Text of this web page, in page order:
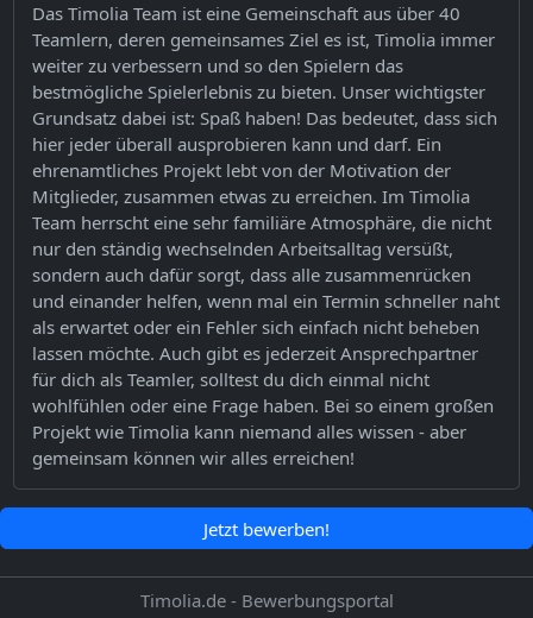
Das Timolia Team ist eine Gemeinschaft aus über 40
Teamlern, deren gemeinsames Ziel es ist, Timolia immer
weiter zu verbessern und so den Spielern das
bestmögliche Spielerlebnis zu bieten. Unser wichtigster
Grundsatz dabei ist: Spaß haben! Das bedeutet, dass sich
hier jeder überall ausprobieren kann und darf. Ein
ehrenamtliches Projekt lebt von der Motivation der
Mitglieder, zusammen etwas zu erreichen. Im Timolia
Team herrscht eine sehr familiäre Atmosphäre, die nicht
nur den ständig wechselnden Arbeitsalltag versüßt,
sondern auch dafür sorgt, dass alle zusammenrücken
und einander helfen, wenn mal ein Termin schneller naht
als erwartet oder ein Fehler sich einfach nicht beheben
lassen möchte. Auch gibt es jederzeit Ansprechpartner
für dich als Teamler, solltest du dich einmal nicht
wohlfühlen oder eine Frage haben. Bei so einem großen
Projekt wie Timolia kann niemand alles wissen - aber
gemeinsam können wir alles erreichen!
Jetzt bewerben!
Timolia.de - Bewerbungsportal